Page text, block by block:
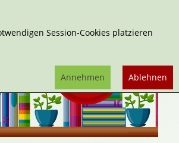
Session-Cookies platzieren
Ablehnen
Annehmen